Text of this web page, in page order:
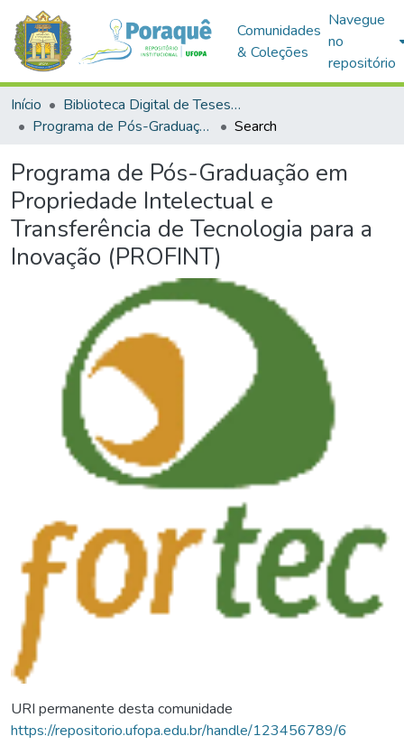
Comunidades
& Coleções
Navegue
no
repositório
Início
Biblioteca Digital de Teses e Dissertações (BDTD)
Programa de Pós-Graduação em Propriedade Intelectual e Transferência de Tecnologia para a Inovação (PROFINT)
Search
Programa de Pós-Graduação em
Propriedade Intelectual e
Transferência de Tecnologia para a
Inovação (PROFINT)
URI permanente desta comunidade
https://repositorio.ufopa.edu.br/handle/123456789/6